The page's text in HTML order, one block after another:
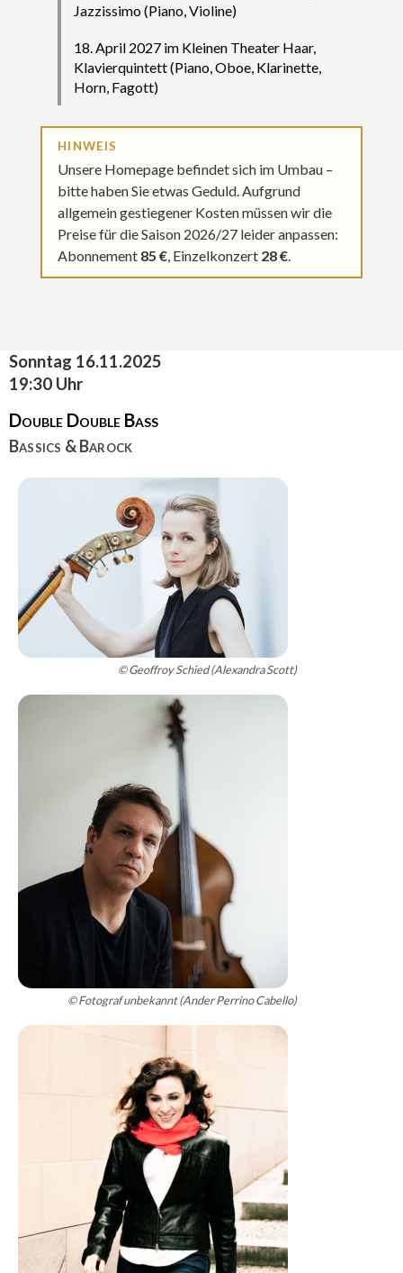
Programm
Kulturverein
Haar
Verkauf
Jazzissimo (Piano, Violine)
18. April 2027 im Kleinen Theater Haar,
Klavierquintett (Piano, Oboe, Klarinette,
Horn, Fagott)
HINWEIS
Unsere Homepage befindet sich im Umbau –
bitte haben Sie etwas Geduld. Aufgrund
allgemein gestiegener Kosten müssen wir die
Preise für die Saison 2026/27 leider anpassen:
Abonnement 85 €, Einzelkonzert 28 €.
Sonntag 16.11.2025
19:30 Uhr
Double Double Bass
Bassics & Barock
© Geoffroy Schied (Alexandra Scott)
© Fotograf unbekannt (Ander Perrino Cabello)